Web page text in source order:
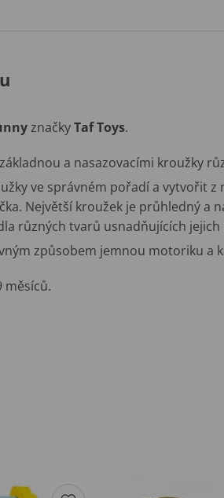
značkyTaf Toys.
a nasazovacími kroužky
ve správném pořadí a vytvořit z
Největší kroužek je průhledný a
různých tvarů usnadňujících jejich
způsobem jemnou motoriku a
měsíců.